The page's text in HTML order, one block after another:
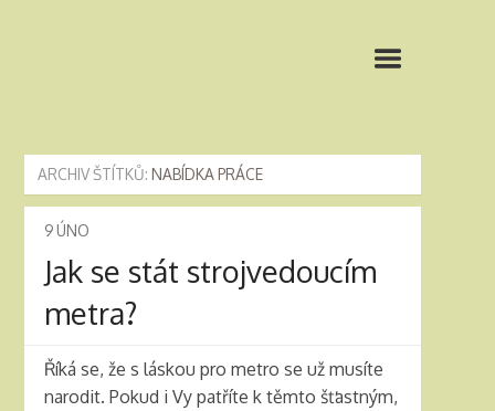
ARCHIV ŠTÍTKŮ: NABÍDKA PRÁCE
9ÚNO
Jak se stát strojvedoucím
metra?
Říká se, že s láskou pro metro se už musíte
narodit. Pokud i Vy patříte k těmto šťastným,